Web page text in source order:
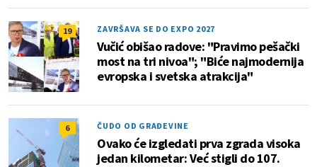
19 ZAVRŠAVA SE DO EXPO 2027
Vučić obišao radove: "Pravimo pešački
most na tri nivoa"; "Biće najmodernija
evropska i svetska atrakcija"
6 ČUDO OD GRAĐEVINE
Ovako će izgledati prva zgrada visoka
jedan kilometar: Već stigli do 107.